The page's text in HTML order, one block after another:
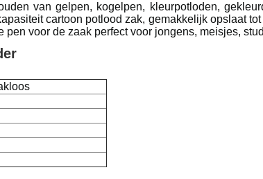
van gelpen, kogelpen, kleurpotloden,
cartoon potlood zak, gemakkelijk opslaat
voor de zaak perfect voor jongens, meisjes,